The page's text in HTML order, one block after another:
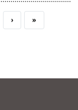
NÄCHSTE SEITE
› LETZTE SEITE
»